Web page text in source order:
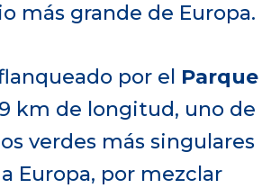
más grande de Europa.
por el Parque
km de longitud, uno de
verdes más singulares
Europa, por mezclar